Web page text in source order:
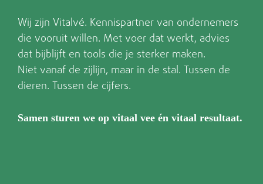
Wij zijn Vitalvé. Kennispartner van ondernemers
die vooruit willen. Met voer dat werkt, advies
dat bijblijft en tools die je sterker maken.
Niet vanaf de zijlijn, maar in de stal. Tussen de
dieren. Tussen de cijfers.
Samen sturen we op vitaal vee én vitaal resultaat.